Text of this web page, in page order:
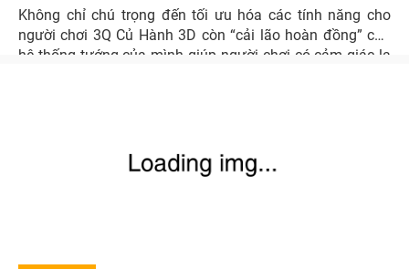
Không chỉ chú trọng đến tối ưu hóa các tính năng cho
người chơi 3Q Củ Hành 3D còn “cải lão hoàn đồng” cho
hệ thống tướng của mình giúp người chơi có cảm giác lạ